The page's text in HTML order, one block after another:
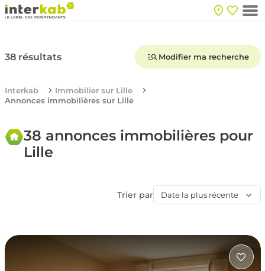
38 résultats Modifier ma recherche
Interkab
Immobilier sur Lille
Annonces immobilières sur Lille
38 annonces immobilières pour
Lille
Trier par Date la plus récente